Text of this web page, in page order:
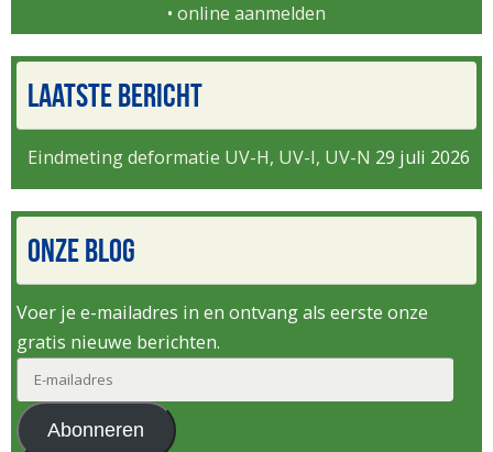
• online aanmelden
LAATSTE BERICHT
Eindmeting deformatie UV-H, UV-I, UV-N 29 juli 2026
ONZE BLOG
Voer je e-mailadres in en ontvang als eerste onze
gratis nieuwe berichten.
mailadres
Abonneren